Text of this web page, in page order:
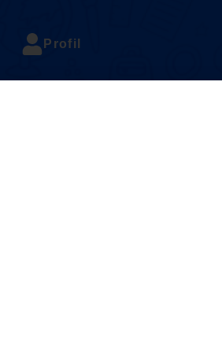
Profil
( latihan 2.3 )